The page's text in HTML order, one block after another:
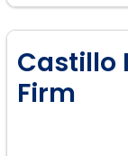
Castillo
Firm